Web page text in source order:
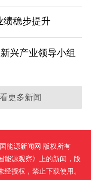
绩稳步提升
兴产业领导小组
更多新闻
能源新闻网 版权所有
能源观察》上的新闻，版
授权，禁止下载使用。